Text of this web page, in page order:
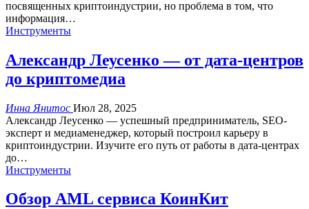
посвященных криптоиндустрии, но проблема в том, что
информация…
Инструменты
Александр Леусенко — от дата-центров
до криптомедиа
Инна Янитос Июл 28, 2025
Александр Леусенко — успешный предприниматель, SEO-
эксперт и медиаменеджер, который построил карьеру в
криптоиндустрии. Изучите его путь от работы в дата-центрах
до…
Инструменты
Обзор AML сервиса КоинКит